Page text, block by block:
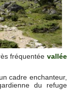
fréquentée vallée
cadre enchanteur,
du refuge